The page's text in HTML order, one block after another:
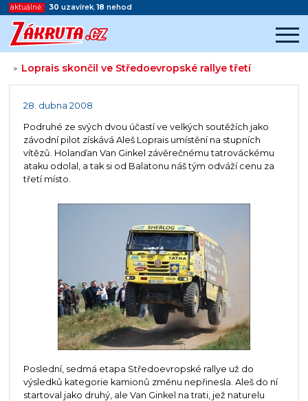
aktuálně: 30 uzavírek,18 nehod
> Loprais skončil ve Středoevropské rallye třetí
Začátek reklamy
28. dubna 2008
Podruhé ze svých dvou účastí ve velkých soutěžích jako
závodní pilot získává Aleš Loprais umístění na stupních
vítězů. Holanďan Van Ginkel závěrečnému tatrováckému
ataku odolal, a tak si od Balatonu náš tým odváží cenu za
třetí místo.
Poslední, sedmá etapa Středoevropské rallye už do
výsledků kategorie kamionů změnu nepřinesla. Aleš do ní
startoval jako druhý, ale Van Ginkel na trati, jež naturelu